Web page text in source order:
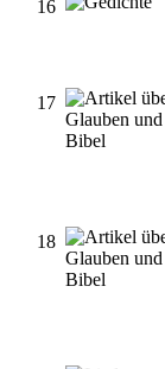
16
17
18